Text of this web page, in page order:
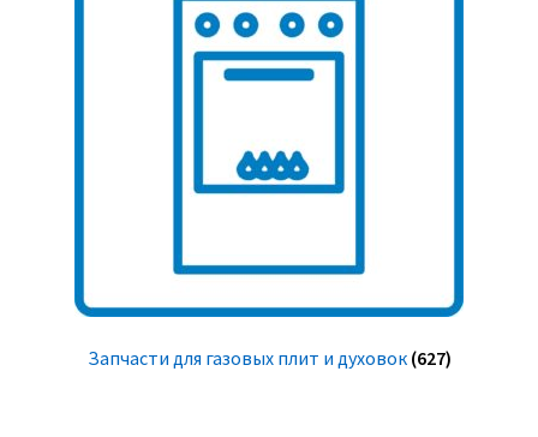
Запчасти для газовых плит и духовок (627)